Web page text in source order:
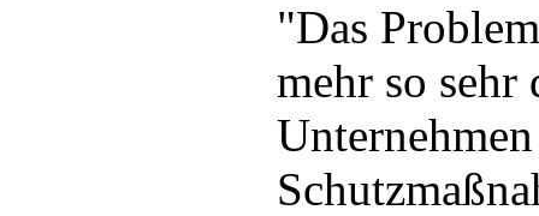
"Das
mehr so sehr